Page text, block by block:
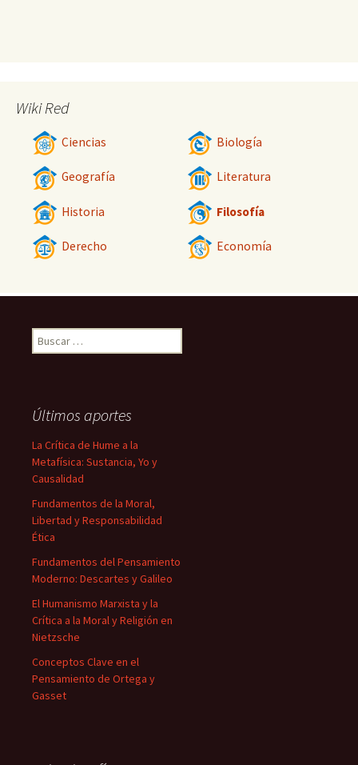
Wiki Red
Ciencias Biología
Geografía Literatura
Historia Filosofía
Derecho Economía
Buscar:
Últimos aportes
La Crítica de Hume a la
Metafísica: Sustancia, Yo y
Causalidad
Fundamentos de la Moral,
Libertad y Responsabilidad
Ética
Fundamentos del Pensamiento
Moderno: Descartes y Galileo
El Humanismo Marxista y la
Crítica a la Moral y Religión en
Nietzsche
Conceptos Clave en el
Pensamiento de Ortega y
Gasset